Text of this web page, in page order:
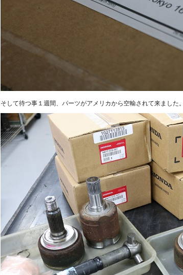
そして待つ事１週間、パーツがアメリカから空輸されて来ました